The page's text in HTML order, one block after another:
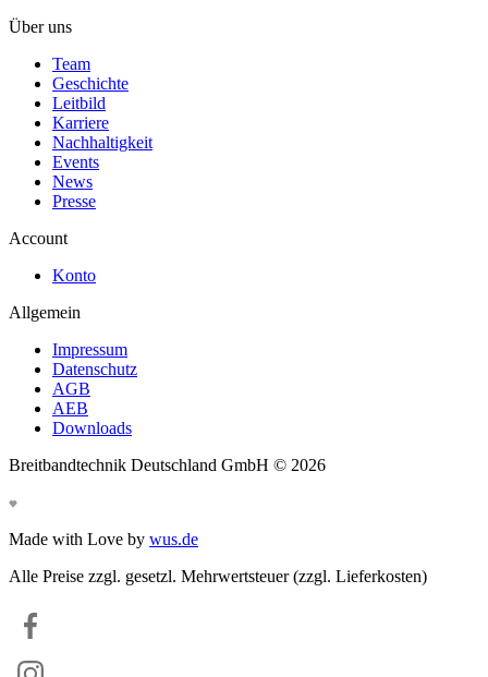
Über uns
Team
Geschichte
Leitbild
Karriere
Nachhaltigkeit
Events
News
Presse
Account
Konto
Allgemein
Impressum
Datenschutz
AGB
AEB
Downloads
Breitbandtechnik Deutschland GmbH © 2026
Made with Love by wus.de
Alle Preise zzgl. gesetzl. Mehrwertsteuer (zzgl. Lieferkosten)